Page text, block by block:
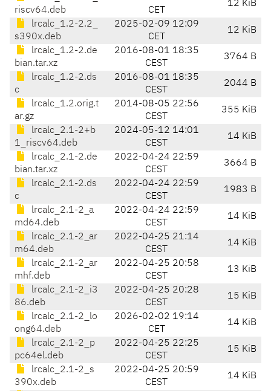
riscv64.deb
CET
12 KiB
lrcalc_1.2-2.2_
s390x.deb
2025-02-09 12:09
CET
12 KiB
lrcalc_1.2-2.de
bian.tar.xz
2016-08-01 18:35
CEST
3764 B
lrcalc_1.2-2.ds
c
2016-08-01 18:35
CEST
2044 B
lrcalc_1.2.orig.t
ar.gz
2014-08-05 22:56
CEST
355 KiB
lrcalc_2.1-2+b
1_riscv64.deb
2024-05-12 14:01
CEST
14 KiB
lrcalc_2.1-2.de
bian.tar.xz
2022-04-24 22:59
CEST
3664 B
lrcalc_2.1-2.ds
c
2022-04-24 22:59
CEST
1983 B
lrcalc_2.1-2_a
md64.deb
2022-04-24 22:59
CEST
14 KiB
lrcalc_2.1-2_ar
m64.deb
2022-04-25 21:14
CEST
14 KiB
lrcalc_2.1-2_ar
mhf.deb
2022-04-25 20:58
CEST
13 KiB
lrcalc_2.1-2_i3
86.deb
2022-04-25 20:28
CEST
15 KiB
lrcalc_2.1-2_lo
ong64.deb
2026-02-02 19:14
CET
14 KiB
lrcalc_2.1-2_p
pc64el.deb
2022-04-25 22:25
CEST
15 KiB
lrcalc_2.1-2_s
390x.deb
2022-04-25 20:59
CEST
14 KiB